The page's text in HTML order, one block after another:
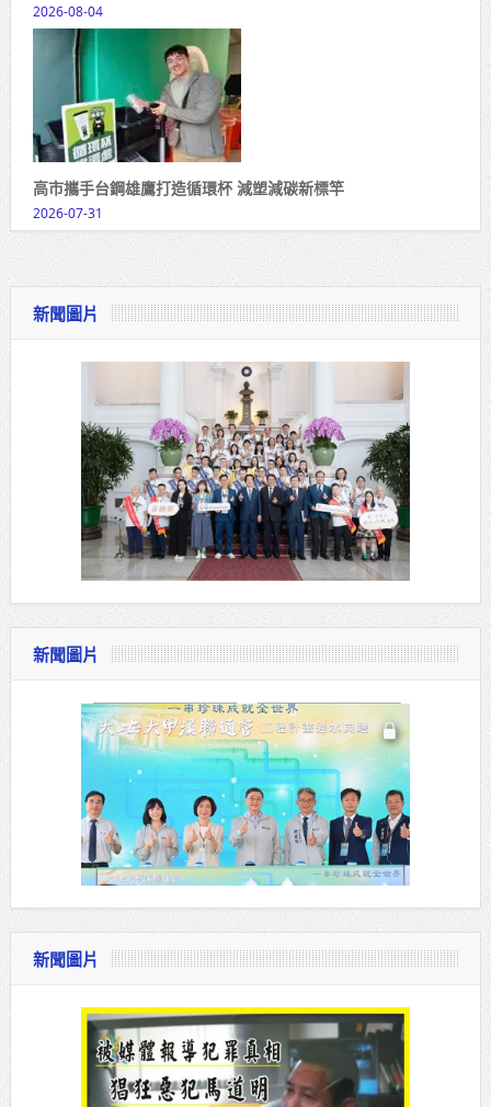
2026-08-04
高市攜手台鋼雄鷹打造循環杯 減塑減碳新標竿
2026-07-31
新聞圖片
新聞圖片
新聞圖片